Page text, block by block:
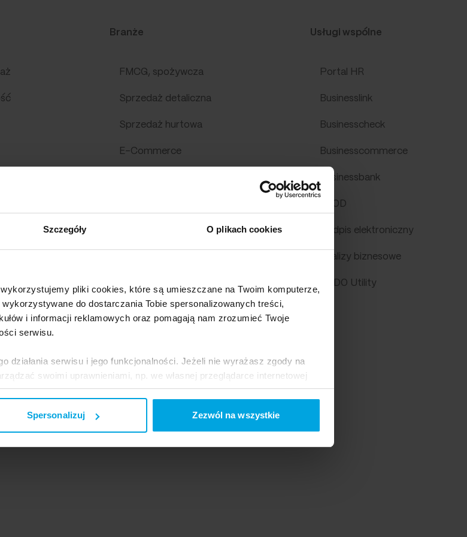
Szczegóły O plikach cookies
pliki cookies, które są umieszczane na Twoim komputerze,
do dostarczania Tobie spersonalizowanych treści,
i informacji reklamowych oraz pomagają nam zrozumieć Twoje
serwisu.
działania serwisu i jego funkcjonalności. Jeżeli nie wyrażasz zgody na
swoimi uprawnieniami, np. we własnej przeglądarce internetowej
informacje na ten temat znajdziesz w naszejPolityce Cookies
dane osobowehttps://business.safety.google/privacy/.
Spersonalizuj Zezwól na wszystkie
Branże
FMCG, spożywcza
Sprzedaż detaliczna
Sprzedaż hurtowa
E-Commerce
Budowlana
Gminy i powiaty
Usługi wspólne
Portal HR
Businesslink
Businesscheck
Businesscommerce
Businessbank
SEOD
Podpis elektroniczny
Analizy biznesowe
RODO Utility